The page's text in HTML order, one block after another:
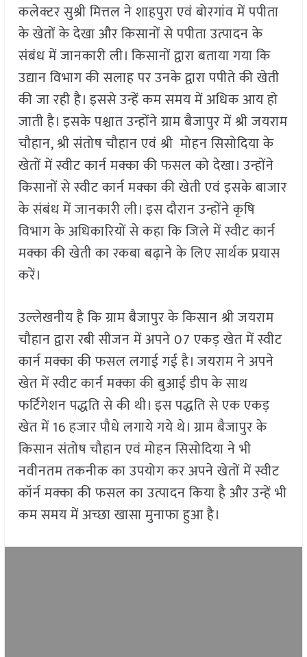
कलेक्टर सुश्री मित्तल ने शाहपुरा एवं बोरगांव में पपीता
के खेतों के देखा और किसानों से पपीता उत्पादन के
संबंध में जानकारी ली। किसानों द्वारा बताया गया कि
उद्यान विभाग की सलाह पर उनके द्वारा पपीते की खेती
की जा रही है। इससे उन्हें कम समय में अधिक आय हो
जाती है। इसके पश्चात उन्होंने ग्राम बैजापुर में श्री जयराम
चौहान, श्री संतोष चौहान एवं श्री मोहन सिसोदिया के
खेतों में स्वीट कार्न मक्का की फसल को देखा। उन्होंने
किसानों से स्वीट कार्न मक्का की खेती एवं इसके बाजार
के संबंध में जानकारी ली। इस दौरान उन्होंने कृषि
विभाग के अधिकारियों से कहा कि जिले में स्वीट कार्न
मक्का की खेती का रकबा बढ़ाने के लिए सार्थक प्रयास
करें।
उल्लेखनीय है कि ग्राम बैजापुर के किसान श्री जयराम
चौहान द्वारा रबी सीजन में अपने 07 एकड़ खेत में स्वीट
कार्न मक्का की फसल लगाई गई है। जयराम ने अपने
खेत में स्वीट कार्न मक्का की बुआई डीप के साथ
फर्टिगेशन पद्धति से की थी। इस पद्धति से एक एकड़
खेत में 16 हजार पौधे लगाये गये थे। ग्राम बैजापुर के
किसान संतोष चौहान एवं मोहन सिसोदिया ने भी
नवीनतम तकनीक का उपयोग कर अपने खेतों में स्वीट
कॉर्न मक्का की फसल का उत्पादन किया है और उन्हें भी
कम समय में अच्छा खासा मुनाफा हुआ है।